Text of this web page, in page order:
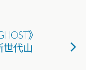
》
世代山